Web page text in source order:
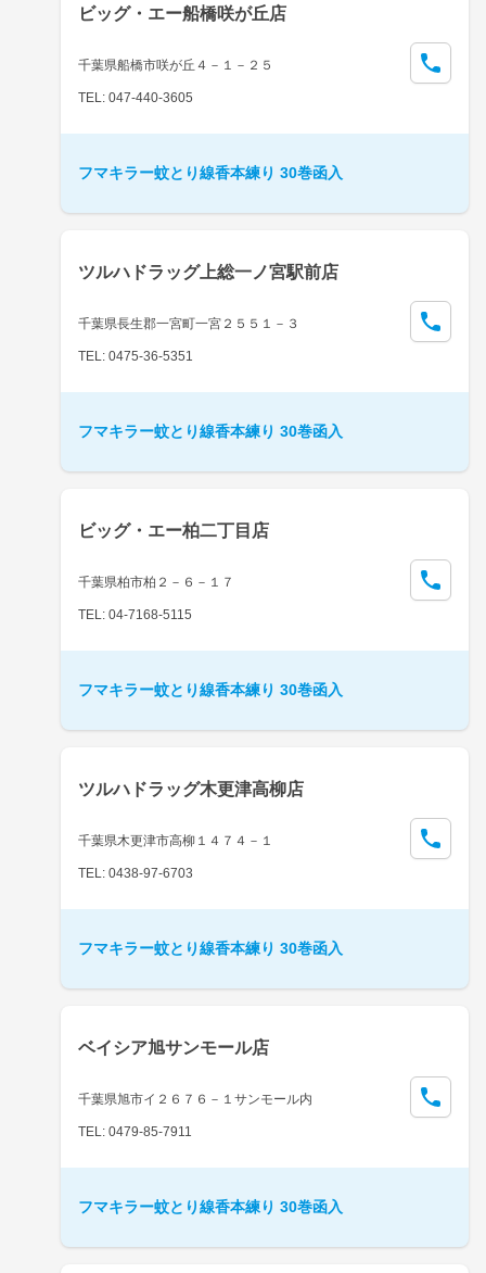
ビッグ・エー船橋咲が丘店
千葉県船橋市咲が丘４－１－２５
TEL: 047-440-3605
フマキラー蚊とり線香本練り 30巻函入
ツルハドラッグ上総一ノ宮駅前店
千葉県長生郡一宮町一宮２５５１－３
TEL: 0475-36-5351
フマキラー蚊とり線香本練り 30巻函入
ビッグ・エー柏二丁目店
千葉県柏市柏２－６－１７
TEL: 04-7168-5115
フマキラー蚊とり線香本練り 30巻函入
ツルハドラッグ木更津高柳店
千葉県木更津市高柳１４７４－１
TEL: 0438-97-6703
フマキラー蚊とり線香本練り 30巻函入
ベイシア旭サンモール店
千葉県旭市イ２６７６－１サンモール内
TEL: 0479-85-7911
フマキラー蚊とり線香本練り 30巻函入